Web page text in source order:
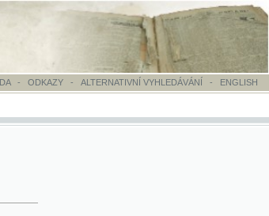
ALTERNATIVNÍ VYHLEDÁVÁNÍ- ENGLISH